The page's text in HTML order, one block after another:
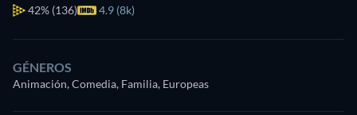
42% (136) 4.9 (8k)
GÉNEROS
Animación, Comedia, Familia, Europeas